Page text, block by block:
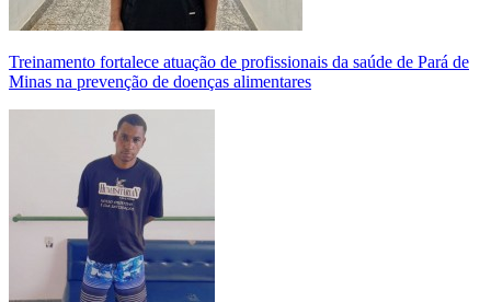
Treinamento fortalece atuação de profissionais da saúde de Pará de
Minas na prevenção de doenças alimentares